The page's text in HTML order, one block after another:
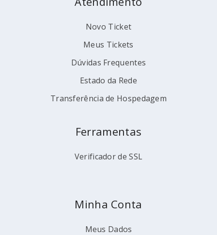
Novo Ticket
Meus Tickets
Dúvidas Frequentes
Estado da Rede
Transferência de Hospedagem
Ferramentas
Verificador de SSL
Minha Conta
Meus Dados